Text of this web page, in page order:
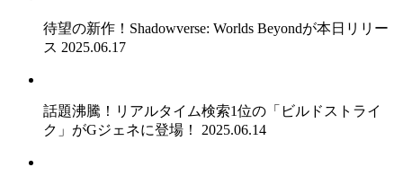
待望の新作！Shadowverse: Worlds Beyondが本日リリー
ス 2025.06.17
話題沸騰！リアルタイム検索1位の「ビルドストライ
ク」がGジェネに登場！ 2025.06.14